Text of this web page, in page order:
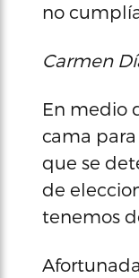
no
Carmen
En medio
cama
que se
de
tenemos